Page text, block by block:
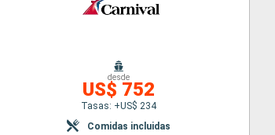
desde
US$ 752
Tasas: +US$ 234
Comidas incluidas